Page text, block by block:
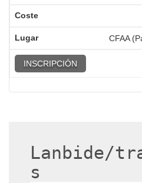
CFAA
INSCRIPCIÓN
Lanbide/
s